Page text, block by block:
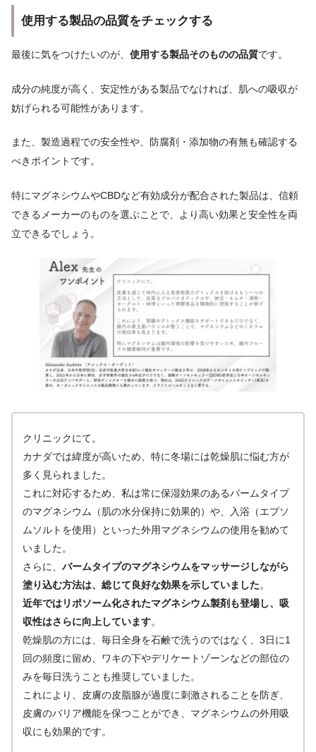
使用する製品の品質をチェックする
最後に気をつけたいのが、 使用する製品そのものの品質です。
成分の純度が高く、安定性がある製品でなければ、肌への吸収が
妨げられる可能性があります。
また、製造過程での安全性や、防腐剤・添加物の有無も確認する
べきポイントです。
特にマグネシウムやCBDなど有効成分が配合された製品は、信頼
できるメーカーのものを選ぶことで、より高い効果と安全性を両
立できるでしょう。
クリニックにて。
カナダでは緯度が高いため、特に冬場には乾燥肌に悩む方が
多く見られました。
これに対応するため、私は常に保湿効果のあるバームタイプ
のマグネシウム（肌の水分保持に効果的）や、入浴（エプソ
ムソルトを使用）といった外用マグネシウムの使用を勧めて
いました。
さらに、バームタイプのマグネシウムをマッサージしながら
塗り込む方法は、総じて良好な効果を示していました。
近年ではリポソーム化されたマグネシウム製剤も登場し、吸
収性はさらに向上しています。
乾燥肌の方には、毎日全身を石鹸で洗うのではなく、3日に1
回の頻度に留め、ワキの下やデリケートゾーンなどの部位の
みを毎日洗うことも推奨していました。
これにより、皮膚の皮脂腺が過度に刺激されることを防ぎ、
皮膚のバリア機能を保つことができ、マグネシウムの外用吸
収にも効果的です。